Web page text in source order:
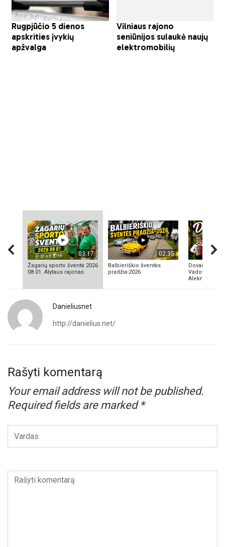
03:17
Žagarių sporto šventė 2026
08 01. Alytaus rajonas
02:35
Balbieriškio šventės
pradžia-2026
Dovainonių
Vadovas
Aleknavičius
Danieliusnet
http://danielius.net/
Rašyti komentarą
Your email address will not be published.
Required fields are marked *